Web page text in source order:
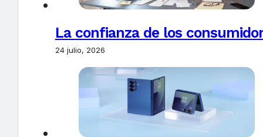
La confianza de los
24 julio, 2026